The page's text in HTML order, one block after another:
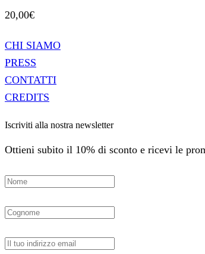
20,00€
CHI SIAMO
PRESS
CONTATTI
CREDITS
Iscriviti alla nostra newsletter
Ottieni subito il 10% di sconto e ricevi le